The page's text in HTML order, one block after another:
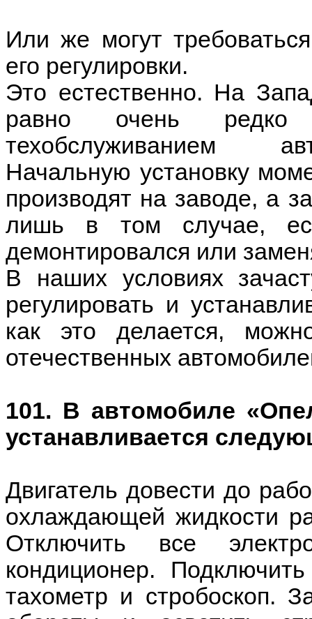
Или же могут
его регулировки.
Это естественно. На
равно очень
техобслуживанием
Начальную установку
производят на заводе, а
лишь в том случае,
демонтировался или
В наших условиях
регулировать и
как это делается,
отечественных
101. В автомобиле
устанавливается
Двигатель довести до
охлаждающей жидкости
Отключить все
кондиционер.
тахометр и стробоскоп.